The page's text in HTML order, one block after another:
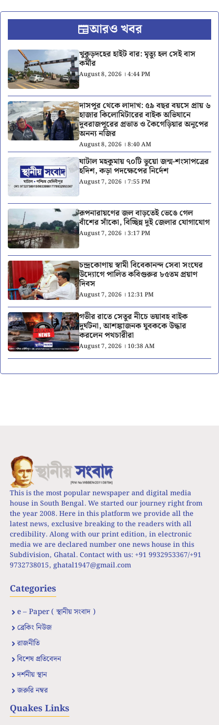
আরও খবর
খুকুড়দহের হাইট বার: মৃত্যু হল সেই বাস
কর্মীর
August 8, 2026 । 4:44 PM
দাসপুর থেকে লাদাখ: ৫৯ বছর বয়সে প্রায় ৬
হাজার কিলোমিটারের বাইক অভিযানে
দুবরাজপুরের প্রভাত ও কৈগেড়িয়ার অনুপের
অনন্য নজির
August 8, 2026 । 8:40 AM
ঘাটাল মহকুমায় ৭০টি ভুয়ো জন্ম-শংসাপত্রের
হদিশ, কড়া পদক্ষেপের নির্দেশ
August 7, 2026 । 7:55 PM
রূপনারায়ণের জল বাড়তেই ভেঙে গেল
বাঁশের সাঁকো, বিচ্ছিন্ন দুই জেলার যোগাযোগ
August 7, 2026 । 3:17 PM
চন্দ্রকোণায় স্বামী বিবেকানন্দ সেবা সংঘের
উদ্যোগে পালিত কবিগুরুর ৮৫তম প্রয়াণ
দিবস
August 7, 2026 । 12:31 PM
গভীর রাতে সেতুর নীচে ভয়াবহ বাইক
দুর্ঘটনা, আশঙ্কাজনক যুবককে উদ্ধার
করলেন পথচারীরা
August 7, 2026 । 10:38 AM
This is the most popular newspaper and digital media
house in South Bengal. We started our journey right from
the year 2008. Here in this platform we provide all the
latest news, exclusive breaking to the readers with all
credibility. Along with our print edition, in electronic
media we are declared number one news house in this
Subdivision, Ghatal. Contact with us: +91 9932953367/+91
9732738015, ghatal1947@gmail.com
Categories
e – Paper ( স্থানীয় সংবাদ )
ব্রেকিং নিউজ
রাজনীতি
বিশেষ প্রতিবেদন
দর্শনীয় স্থান
জরুরি নম্বর
Quakes Links